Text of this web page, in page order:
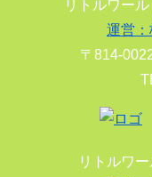
リトルワー
運営：
〒814-
リトルワ